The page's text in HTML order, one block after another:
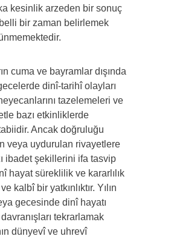
kesinlik arzeden bir sonuç
bir zaman belirlemek
cuma ve bayramlar dışında
dinî-tarihî olayları
tazelemeleri ve
bazı etkinliklerde
Ancak doğruluğu
veya uydurulan rivayetlere
ibadet şekillerini ifa tasvip
hayat süreklilik ve kararlılık
kalbî bir yatkınlıktır. Yılın
gecesinde dinî hayatı
tekrarlamak
dünyevî ve uhrevî